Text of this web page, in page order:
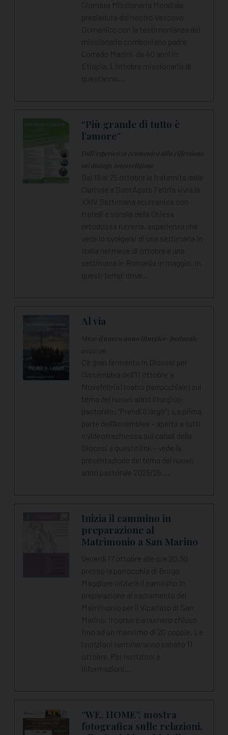
Giornata Missionaria Mondiale
presieduta dal nostro Vescovo
Domenico con la testimonianza del
missionario comboniano padre
Corrado Masini, da 40 anni in
Etiopia. L’ottobre missionario di
quest’anno,…
“Più grande di tutto è
l’amore”
Dall’esperienza ecumenica alla riflessione
sul dialogo interreligioso
Dal 18 al 25 ottobre la fraternità delle
Clarisse a Sant’Agata Feltria vivrà la
XXIV Settimana ecumenica con
fratelli e sorelle della Chiesa
ortodossa rumena, esperienza che
vede lo svolgersi di una settimana in
Italia nel mese di ottobre e una
settimana in Romania in maggio. In
questi tempi dove…
Al via
Verso il nuovo anno liturgico-pastorale
2025/26
C’è gran fermento in Diocesi per
l’Assemblea dell’11 ottobre a
Novafeltria (teatro parrocchiale) sul
tema del nuovo anno liturgico-
pastorale: “Prendi il largo”! La prima
parte dell’Assemblea – aperta a tutti
e videotrasmessa sui canali della
Diocesi a questo link – vede la
presentazione del tema del nuovo
anno pastorale 2025/26,…
Inizia il cammino in
preparazione al
Matrimonio a San Marino
Venerdì 17 ottobre alle ore 20.30
presso la parrocchia di Borgo
Maggiore inizierà il cammino in
preparazione al sacramento del
Matrimonio per il Vicariato di San
Marino. Il corso è a numero chiuso
fino ad un massimo di 20 coppie. Le
iscrizioni termineranno sabato 11
ottobre. Per iscrizioni e
informazioni…
“WE, HOME”, mostra
fotografica sulle relazioni,